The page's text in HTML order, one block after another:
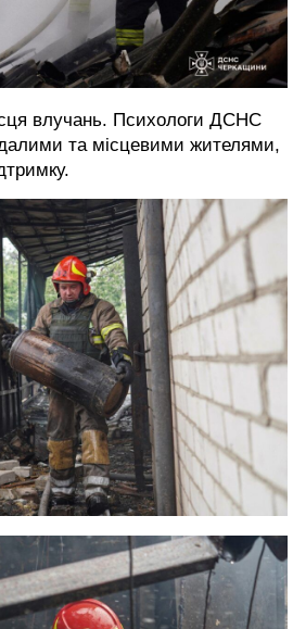
влучань. Психологи ДСНС
та місцевими жителями,